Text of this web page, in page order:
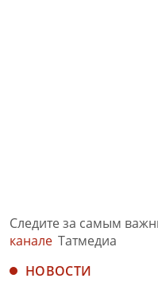
Следите за самым
канале Татмедиа
НОВОСТИ